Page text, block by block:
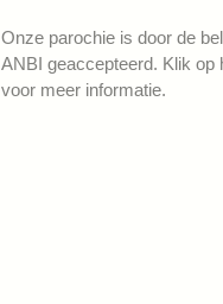
Onze parochie is door de
ANBI geaccepteerd. Klik op
voor meer informatie.